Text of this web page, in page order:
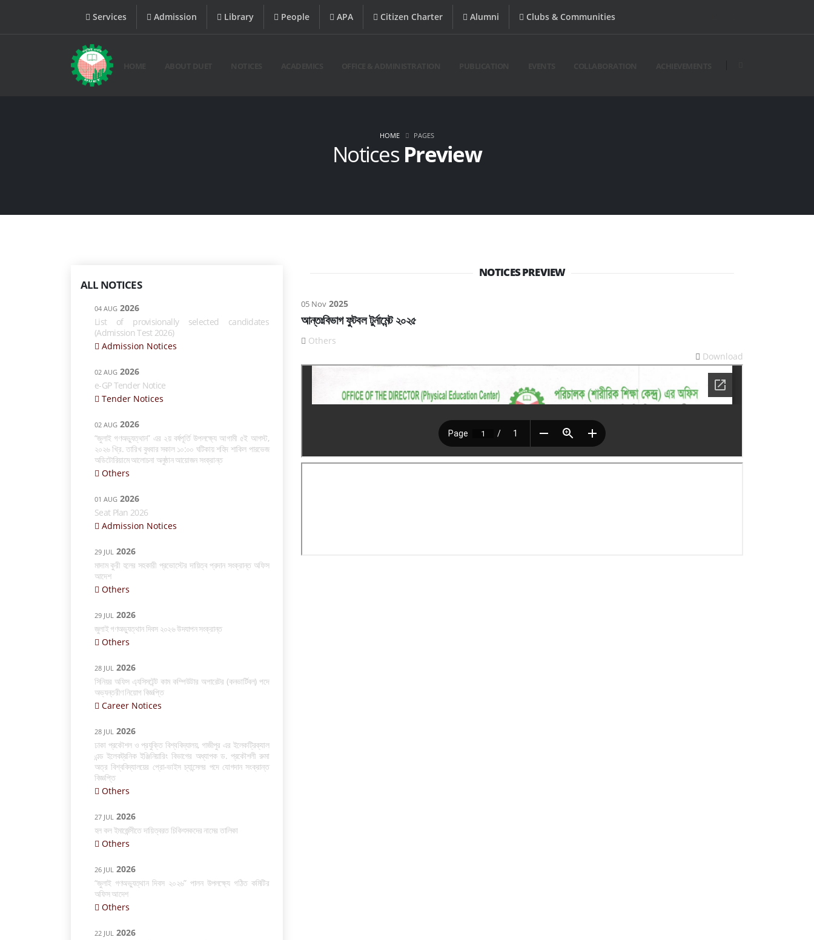
Services Admission Library People APA Citizen Charter Alumni Clubs & Communities
Notices Preview
HOME PAGES
ALL NOTICES
04 AUG 2026
List of provisionally selected candidates
(Admission Test 2026)
Admission Notices
02 AUG 2026
e-GP Tender Notice
Tender Notices
02 AUG 2026
“জুলাই গণঅভ্যুত্থান” এর ২য় বর্ষপূর্তি উপলক্ষ্যে আগামী ৫ই আগস্ট,
২০২৬ খ্রি. তারিখ বুধবার সকাল ১০:০০ ঘটিকায় শহিদ শাকিল পারভেজ
অডিটোরিয়ামে আলোচনা অনুষ্ঠান আয়োজন সংক্রান্ত
Others
01 AUG 2026
Seat Plan 2026
Admission Notices
29 JUL 2026
মাদাম কুরী হলের সহকারী প্রভোস্টের দায়িত্ব প্রদান সংক্রান্ত অফিস
আদেশ
Others
29 JUL 2026
জুলাই গণঅভ্যুত্থান দিবস ২০২৬ উদযাপন সংক্রান্ত
Others
28 JUL 2026
সিনিয়র অফিস এ্যসিসটেন্ট কাম কম্পিউটার অপারেটর (কনভার্টিবল) পদে
অভ্যন্তরীণ নিয়োগ বিজ্ঞপ্তি
Career Notices
28 JUL 2026
ঢাকা প্রকৌশল ও প্রযুক্তি বিশ্ববিদ্যালয়, গাজীপুর এর ইলেকট্রিক্যাল
এন্ড ইলেকট্রনিক ইঞ্জিনিয়ারিং বিভাগের অধ্যাপক ড. প্রকৌশলী রুমা
অত্র বিশ্ববিদ্যালয়ের প্রো-ভাইস চ্যান্সেলর পদে যোগদান সংক্রান্ত
বিজ্ঞপ্তি
Others
27 JUL 2026
হল কল ইমার্জেন্সীতে দায়িত্বরত চিকিৎসকদের নামের তালিকা
Others
26 JUL 2026
“জুলাই গণঅভ্যুত্থান দিবস ২০২৬” পালন উপলক্ষ্যে গঠিত কমিটির
অফিস আদেশ
Others
22 JUL 2026
NOTICES PREVIEW
05 Nov 2025
আন্তঃবিভাগ ফুটবল টুর্নামেন্ট ২০২৫
Others
Download